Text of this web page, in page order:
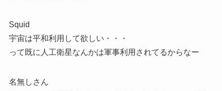
Squid
宇宙は平和利用して欲しい・・・
って既に人工衛星なんかは軍事利用されてるからなー
名無しさん